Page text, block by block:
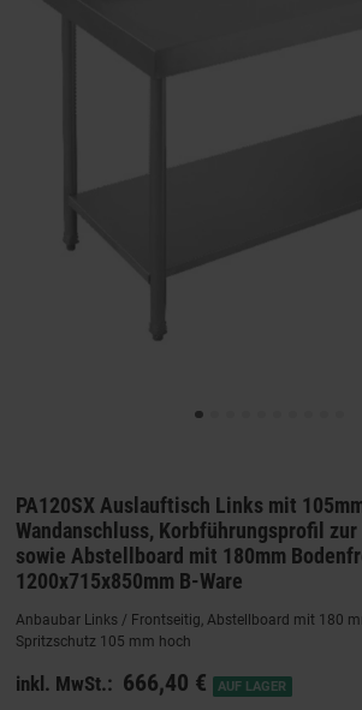
PA120SX Auslauftisch Links mit
Wandanschluss, Korbführungsprofil
sowie Abstellboard mit 180mm
1200x715x850mm B-Ware
Anbaubar Links / Frontseitig, Abstellboard mit 180
Spritzschutz 105 mm hoch
inkl. MwSt.: 666,40 € AUF LAGER